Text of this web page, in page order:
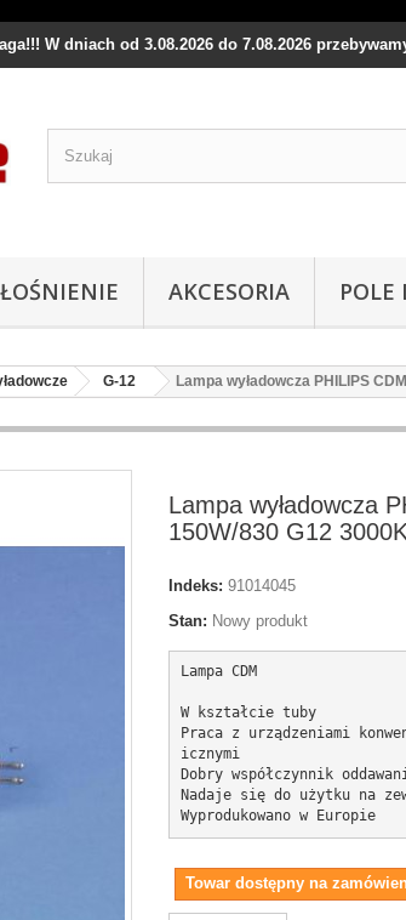
W dniach od 3.08.2026 do 7.08.2026
AKCESORIA POLE
G-12 Lampa wyładowcza PHILIPS
Lampa wyładowcza
150W/830 G12 3000K
Indeks: 91014045
Stan: Nowy produkt
Lampa CDM
W kształcie tuby
Praca z urządzeniami
icznymi
Dobry współczynnik
Nadaje się do użytku na
Wyprodukowano w Europie
Towar dostępny na